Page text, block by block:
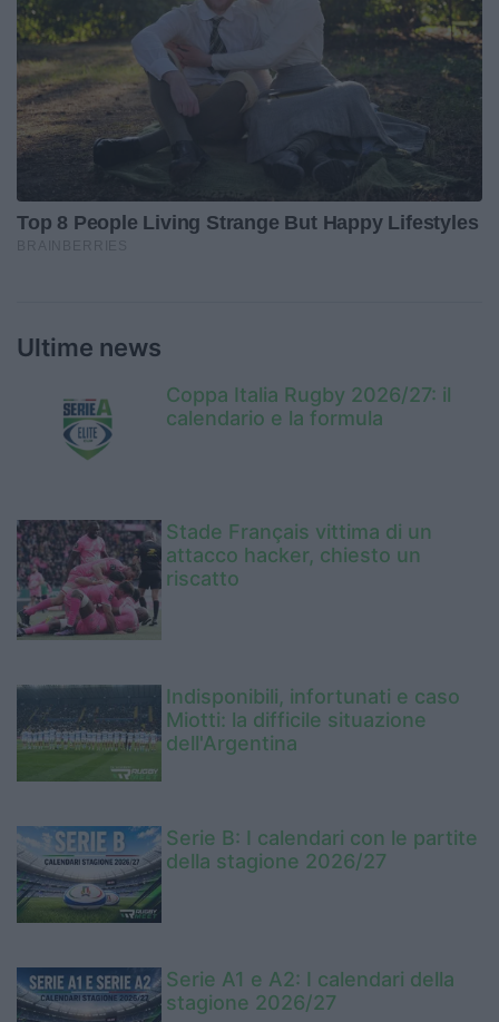
Ultime news
Coppa Italia Rugby 2026/27: il
calendario e la formula
Stade Français vittima di un
attacco hacker, chiesto un
riscatto
Indisponibili, infortunati e caso
Miotti: la difficile situazione
dell'Argentina
Serie B: I calendari con le partite
della stagione 2026/27
Serie A1 e A2: I calendari della
stagione 2026/27